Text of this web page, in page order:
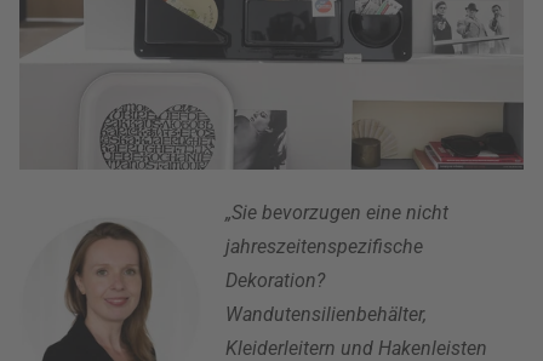
„Sie bevorzugen eine nicht
jahreszeitenspezifische
Dekoration?
Wandutensilienbehälter,
Kleiderleitern und Hakenleisten